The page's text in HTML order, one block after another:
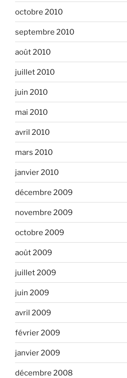
octobre 2010
septembre 2010
août 2010
juillet 2010
juin 2010
mai 2010
avril 2010
mars 2010
janvier 2010
décembre 2009
novembre 2009
octobre 2009
août 2009
juillet 2009
juin 2009
avril 2009
février 2009
janvier 2009
décembre 2008